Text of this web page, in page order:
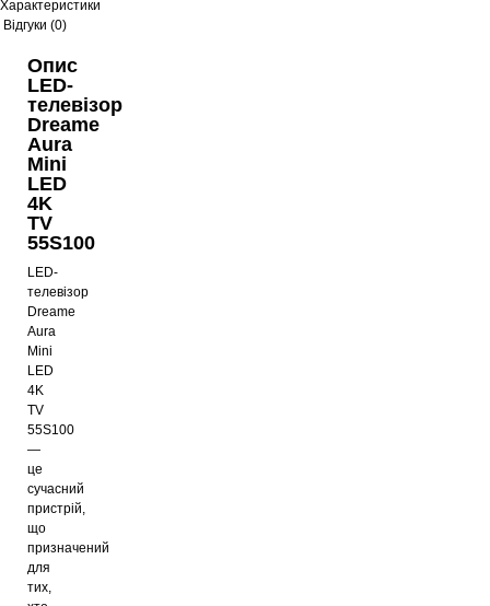
Характеристики
Відгуки (0)
Опис
LED-
телевізор
Dreame
Aura
Mini
LED
4K
TV
55S100
LED-
телевізор
Dreame
Aura
Mini
LED
4K
TV
55S100
—
це
сучасний
пристрій,
що
призначений
для
тих,